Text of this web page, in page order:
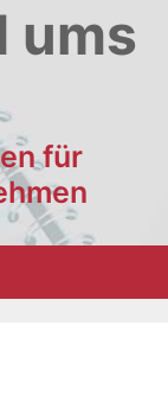
ums
für